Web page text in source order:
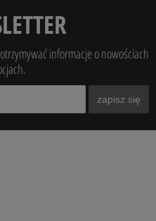
informacje o nowościach
zapisz się